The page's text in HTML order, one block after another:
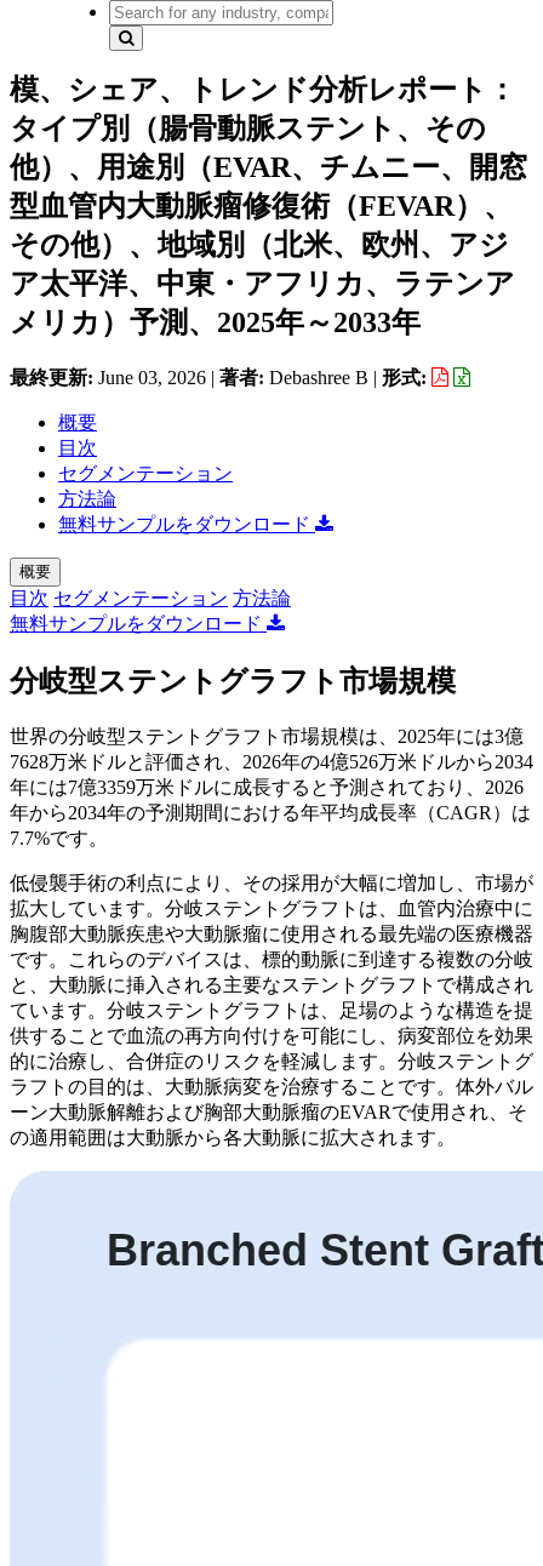
模、シェア、トレンド分析レポート：
タイプ別（腸骨動脈ステント、その
他）、用途別（EVAR、チムニー、開窓
型血管内大動脈瘤修復術（FEVAR）、
その他）、地域別（北米、欧州、アジ
ア太平洋、中東・アフリカ、ラテンア
メリカ）予測、2025年～2033年
最終更新: June 03, 2026 | 著者: Debashree B | 形式:
概要
目次
セグメンテーション
方法論
無料サンプルをダウンロード
概要
目次 セグメンテーション 方法論
無料サンプルをダウンロード
分岐型ステントグラフト市場規模
世界の分岐型ステントグラフト市場規模は、2025年には3億
7628万米ドルと評価され、2026年の4億526万米ドルから2034
年には7億3359万米ドルに成長すると予測されており、2026
年から2034年の予測期間における年平均成長率（CAGR）は
7.7%です。
低侵襲手術の利点により、その採用が大幅に増加し、市場が
拡大しています。分岐ステントグラフトは、血管内治療中に
胸腹部大動脈疾患や大動脈瘤に使用される最先端の医療機器
です。これらのデバイスは、標的動脈に到達する複数の分岐
と、大動脈に挿入される主要なステントグラフトで構成され
ています。分岐ステントグラフトは、足場のような構造を提
供することで血流の再方向付けを可能にし、病変部位を効果
的に治療し、合併症のリスクを軽減します。分岐ステントグ
ラフトの目的は、大動脈病変を治療することです。体外バル
ーン大動脈解離および胸部大動脈瘤のEVARで使用され、そ
の適用範囲は大動脈から各大動脈に拡大されます。